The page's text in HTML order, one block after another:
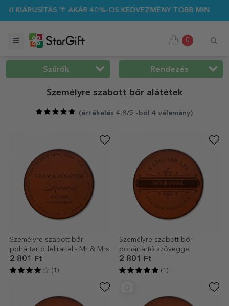
40%-OS KEDVEZMÉNY TÖBB MINT 100 SZEMÉLYRE
0
Szűrők Rendezés
Személyre szabott bőr alátétek
(értékelés 4.8/5 -ból 4 vélemény)
Személyre szabott bőr
pohártartó felirattal - Mr & Mrs
2 801 Ft
(1)
Személyre szabott bőr
pohártartó szöveggel
2 801 Ft
(1)